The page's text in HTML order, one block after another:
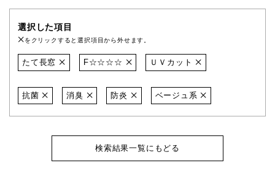
選択した項目
をクリックすると選択項目から外せます。
たて長窓 F☆☆☆☆ ＵＶカット
抗菌 消臭 防炎 ベージュ系
検索結果一覧にもどる